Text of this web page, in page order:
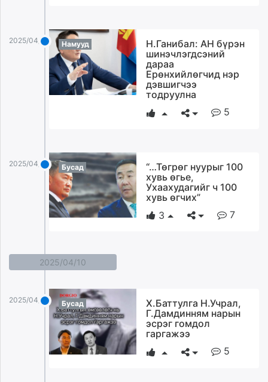
2025/04/11 Намууд
Н.Ганибал: АН бүрэн
шинэчлэгдсэний
дараа
Ерөнхийлөгчид нэр
дэвшигчээ
тодруулна
5
2025/04/11 Бусад
“…Төгрөг нуурыг 100
хувь өгье,
Ухаахудагийг ч 100
хувь өгчих”
3
7
2025/04/10
2025/04/10 Бусад
Х.Баттулга Н.Учрал,
Г.Дамдинням нарын
эсрэг гомдол
гаргажээ
5